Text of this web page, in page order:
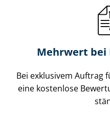
Mehrwert bei
Bei exklusivem Auftrag
eine kostenlose